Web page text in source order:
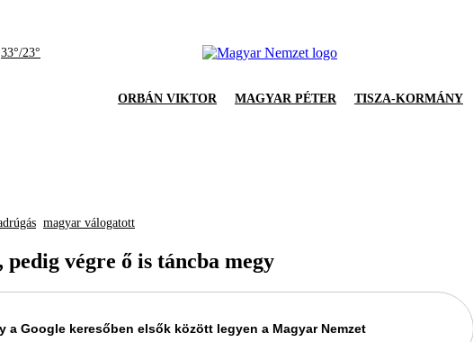
33°/23°
ORBÁN VIKTOR MAGYAR PÉTER TISZA-KORMÁNY
magyar válogatott
pedig végre ő is táncba megy
a Google keresőben elsők között legyen a Magyar Nemzet